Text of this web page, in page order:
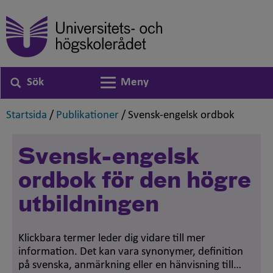
Sök
Växla navigering
Meny
Startsida ,
/ Publikationer ,
/ Svensk-engelsk ordbok
Svensk-engelsk
ordbok för den högre
utbildningen
Klickbara termer leder dig vidare till mer
information. Det kan vara synonymer, definition
på svenska, anmärkning eller en hänvisning till